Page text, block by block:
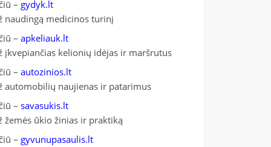
– gydyk.lt
naudingą medicinos turinį
– apkeliauk.lt
įkvepiančias kelionių idėjas ir maršrutus
– autozinios.lt
automobilių naujienas ir patarimus
– savasukis.lt
žemės ūkio žinias ir praktiką
– gyvunupasaulis.lt